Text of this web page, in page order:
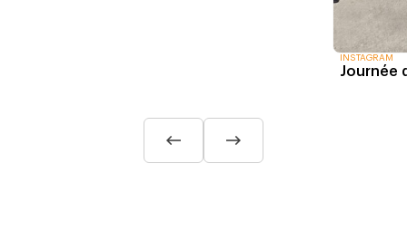
INSTAGRAM
Journée